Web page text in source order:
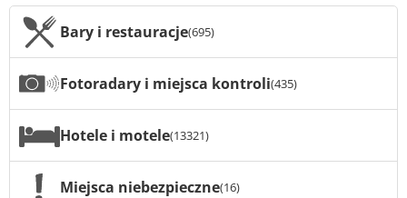
Bary i restauracje(695)
Fotoradary i miejsca kontroli(435)
Hotele i motele(13321)
Miejsca niebezpieczne(16)